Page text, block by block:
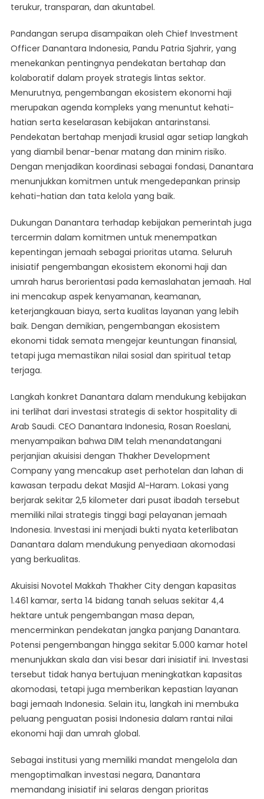
terukur, transparan, dan akuntabel.
Pandangan serupa disampaikan oleh Chief Investment
Officer Danantara Indonesia, Pandu Patria Sjahrir, yang
menekankan pentingnya pendekatan bertahap dan
kolaboratif dalam proyek strategis lintas sektor.
Menurutnya, pengembangan ekosistem ekonomi haji
merupakan agenda kompleks yang menuntut kehati-
hatian serta keselarasan kebijakan antarinstansi.
Pendekatan bertahap menjadi krusial agar setiap langkah
yang diambil benar-benar matang dan minim risiko.
Dengan menjadikan koordinasi sebagai fondasi, Danantara
menunjukkan komitmen untuk mengedepankan prinsip
kehati-hatian dan tata kelola yang baik.
Dukungan Danantara terhadap kebijakan pemerintah juga
tercermin dalam komitmen untuk menempatkan
kepentingan jemaah sebagai prioritas utama. Seluruh
inisiatif pengembangan ekosistem ekonomi haji dan
umrah harus berorientasi pada kemaslahatan jemaah. Hal
ini mencakup aspek kenyamanan, keamanan,
keterjangkauan biaya, serta kualitas layanan yang lebih
baik. Dengan demikian, pengembangan ekosistem
ekonomi tidak semata mengejar keuntungan finansial,
tetapi juga memastikan nilai sosial dan spiritual tetap
terjaga.
Langkah konkret Danantara dalam mendukung kebijakan
ini terlihat dari investasi strategis di sektor hospitality di
Arab Saudi. CEO Danantara Indonesia, Rosan Roeslani,
menyampaikan bahwa DIM telah menandatangani
perjanjian akuisisi dengan Thakher Development
Company yang mencakup aset perhotelan dan lahan di
kawasan terpadu dekat Masjid Al-Haram. Lokasi yang
berjarak sekitar 2,5 kilometer dari pusat ibadah tersebut
memiliki nilai strategis tinggi bagi pelayanan jemaah
Indonesia. Investasi ini menjadi bukti nyata keterlibatan
Danantara dalam mendukung penyediaan akomodasi
yang berkualitas.
Akuisisi Novotel Makkah Thakher City dengan kapasitas
1.461 kamar, serta 14 bidang tanah seluas sekitar 4,4
hektare untuk pengembangan masa depan,
mencerminkan pendekatan jangka panjang Danantara.
Potensi pengembangan hingga sekitar 5.000 kamar hotel
menunjukkan skala dan visi besar dari inisiatif ini. Investasi
tersebut tidak hanya bertujuan meningkatkan kapasitas
akomodasi, tetapi juga memberikan kepastian layanan
bagi jemaah Indonesia. Selain itu, langkah ini membuka
peluang penguatan posisi Indonesia dalam rantai nilai
ekonomi haji dan umrah global.
Sebagai institusi yang memiliki mandat mengelola dan
mengoptimalkan investasi negara, Danantara
memandang inisiatif ini selaras dengan prioritas